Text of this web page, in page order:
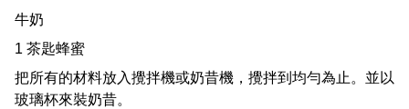
牛奶
1 茶匙蜂蜜
把所有的材料放入攪拌機或奶昔機，攪拌到均勻為止。並以
玻璃杯來裝奶昔。